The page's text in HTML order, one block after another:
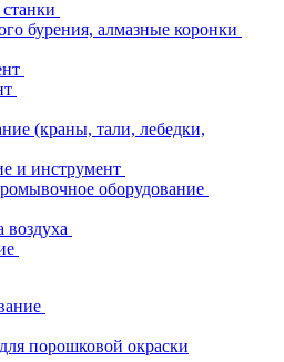
бурения, алмазные коронки
(краны, тали, лебедки,
и инструмент
оборудование
воздуха
порошковой окраски